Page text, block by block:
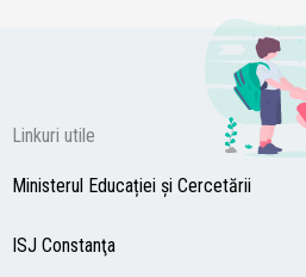
Linkuri utile
Ministerul Educației și Cercetării
ISJ Constanţa